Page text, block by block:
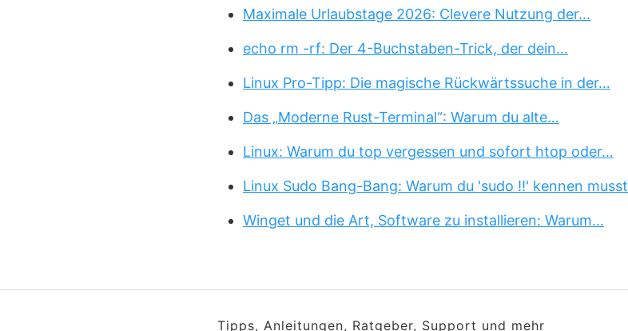
Maximale Urlaubstage 2026: Clevere Nutzung der…
echo rm -rf: Der 4-Buchstaben-Trick, der dein…
Linux Pro-Tipp: Die magische Rückwärtssuche in der…
Das „Moderne Rust-Terminal“: Warum du alte…
Linux: Warum du top vergessen und sofort htop oder…
Linux Sudo Bang-Bang: Warum du 'sudo !!' kennen musst
Winget und die Art, Software zu installieren: Warum…
Tipps, Anleitungen, Ratgeber, Support und mehr